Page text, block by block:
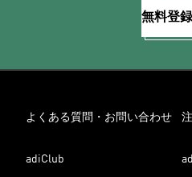
無料登録
よくある質問・お問い合わせ
adiClub